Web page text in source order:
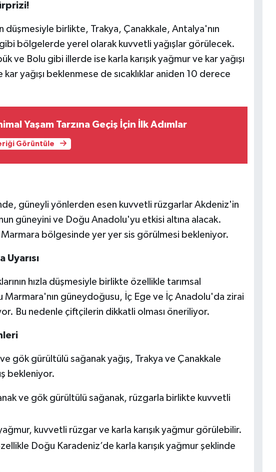
düşmesiyle birlikte, Trakya, Çanakkale, Antalya'nın
bölgelerde yerel olarak kuvvetli yağışlar görülecek.
ve Bolu gibi illerde ise karla karışık yağmur ve kar yağışı
yağışı beklenmese de sıcaklıklar aniden 10 derece
Yaşam Tarzına Geçiş İçin İlk Adımlar
Görüntüle
güneyli yönlerden esen kuvvetli rüzgarlar Akdeniz'in
güneyini ve Doğu Anadolu'yu etkisi altına alacak.
bölgesinde yer yer sis görülmesi bekleniyor.
Uyarısı
hızla düşmesiyle birlikte özellikle tarımsal
güneydoğusu, İç Ege ve İç Anadolu'da zirai
Bu nedenle çiftçilerin dikkatli olması öneriliyor.
gök gürültülü sağanak yağış, Trakya ve Çanakkale
bekleniyor.
ve gök gürültülü sağanak, rüzgarla birlikte kuvvetli
kuvvetli rüzgar ve karla karışık yağmur görülebilir.
Doğu Karadeniz’de karla karışık yağmur şeklinde